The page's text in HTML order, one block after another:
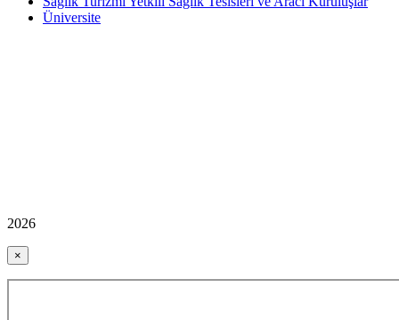
Üniversite
2026
×